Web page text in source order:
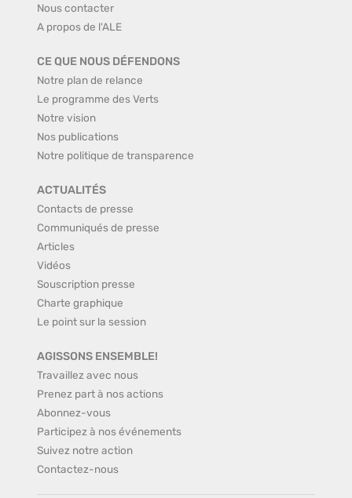
Nous contacter
A propos de l'ALE
CE QUE NOUS DÉFENDONS
Notre plan de relance
Le programme des Verts
Notre vision
Nos publications
Notre politique de transparence
ACTUALITÉS
Contacts de presse
Communiqués de presse
Articles
Vidéos
Souscription presse
Charte graphique
Le point sur la session
AGISSONS ENSEMBLE!
Travaillez avec nous
Prenez part à nos actions
Abonnez-vous
Participez à nos événements
Suivez notre action
Contactez-nous